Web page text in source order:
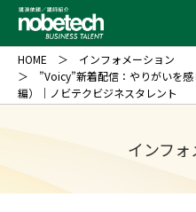
インフ
HOME
インフォメーション
”Voicy”新着配信：やりがいを
編）｜ノビテクビジネスタレント